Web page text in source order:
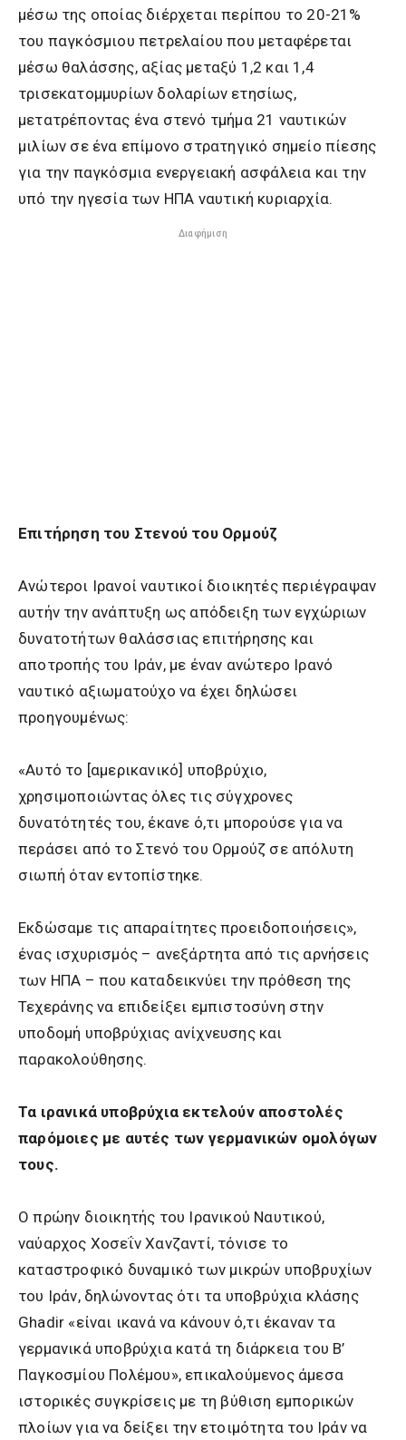
μέσω της οποίας διέρχεται περίπου το 20-21%
του παγκόσμιου πετρελαίου που μεταφέρεται
μέσω θαλάσσης, αξίας μεταξύ 1,2 και 1,4
τρισεκατομμυρίων δολαρίων ετησίως,
μετατρέποντας ένα στενό τμήμα 21 ναυτικών
μιλίων σε ένα επίμονο στρατηγικό σημείο πίεσης
για την παγκόσμια ενεργειακή ασφάλεια και την
υπό την ηγεσία των ΗΠΑ ναυτική κυριαρχία.
Διαφήμιση
Επιτήρηση του Στενού του Ορμούζ
Ανώτεροι Ιρανοί ναυτικοί διοικητές περιέγραψαν
αυτήν την ανάπτυξη ως απόδειξη των εγχώριων
δυνατοτήτων θαλάσσιας επιτήρησης και
αποτροπής του Ιράν, με έναν ανώτερο Ιρανό
ναυτικό αξιωματούχο να έχει δηλώσει
προηγουμένως:
«Αυτό το [αμερικανικό] υποβρύχιο,
χρησιμοποιώντας όλες τις σύγχρονες
δυνατότητές του, έκανε ό,τι μπορούσε για να
περάσει από το Στενό του Ορμούζ σε απόλυτη
σιωπή όταν εντοπίστηκε.
Εκδώσαμε τις απαραίτητες προειδοποιήσεις»,
ένας ισχυρισμός – ανεξάρτητα από τις αρνήσεις
των ΗΠΑ – που καταδεικνύει την πρόθεση της
Τεχεράνης να επιδείξει εμπιστοσύνη στην
υποδομή υποβρύχιας ανίχνευσης και
παρακολούθησης.
Τα ιρανικά υποβρύχια εκτελούν αποστολές
παρόμοιες με αυτές των γερμανικών ομολόγων
τους.
Ο πρώην διοικητής του Ιρανικού Ναυτικού,
ναύαρχος Χοσεΐν Χανζαντί, τόνισε το
καταστροφικό δυναμικό των μικρών υποβρυχίων
του Ιράν, δηλώνοντας ότι τα υποβρύχια κλάσης
Ghadir «είναι ικανά να κάνουν ό,τι έκαναν τα
γερμανικά υποβρύχια κατά τη διάρκεια του Β’
Παγκοσμίου Πολέμου», επικαλούμενος άμεσα
ιστορικές συγκρίσεις με τη βύθιση εμπορικών
πλοίων για να δείξει την ετοιμότητα του Ιράν να